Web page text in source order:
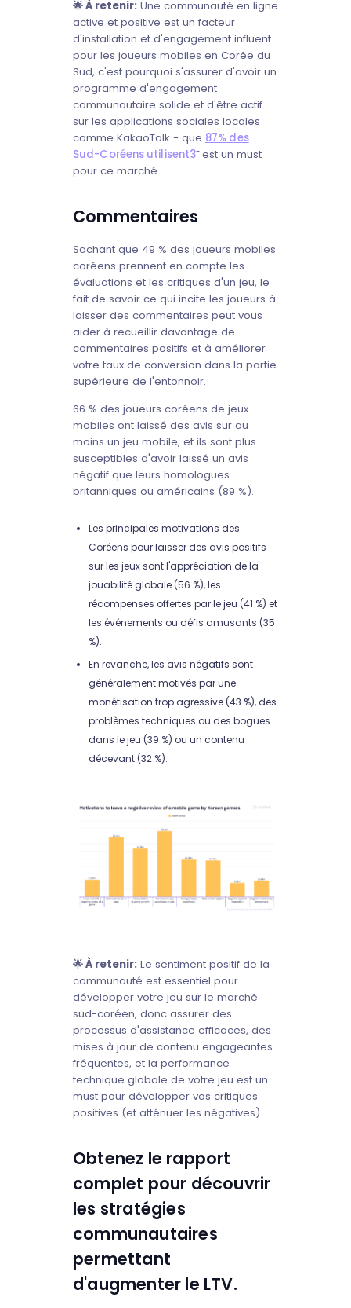
🌟 À retenir: Une communauté en ligne
active et positive est un facteur
d'installation et d'engagement influent
pour les joueurs mobiles en Corée du
Sud, c'est pourquoi s'assurer d'avoir un
programme d'engagement
communautaire solide et d'être actif
sur les applications sociales locales
comme KakaoTalk - que 87% des
Sud-Coréens utilisent3- est un must
pour ce marché.
Commentaires
Sachant que 49 % des joueurs mobiles
coréens prennent en compte les
évaluations et les critiques d'un jeu, le
fait de savoir ce qui incite les joueurs à
laisser des commentaires peut vous
aider à recueillir davantage de
commentaires positifs et à améliorer
votre taux de conversion dans la partie
supérieure de l'entonnoir.
66 % des joueurs coréens de jeux
mobiles ont laissé des avis sur au
moins un jeu mobile, et ils sont plus
susceptibles d'avoir laissé un avis
négatif que leurs homologues
britanniques ou américains (89 %).
Les principales motivations des
Coréens pour laisser des avis positifs
sur les jeux sont l'appréciation de la
jouabilité globale (56 %), les
récompenses offertes par le jeu (41 %) et
les événements ou défis amusants (35
%).
En revanche, les avis négatifs sont
généralement motivés par une
monétisation trop agressive (43 %), des
problèmes techniques ou des bogues
dans le jeu (39 %) ou un contenu
décevant (32 %).
🌟 À retenir: Le sentiment positif de la
communauté est essentiel pour
développer votre jeu sur le marché
sud-coréen, donc assurer des
processus d'assistance efficaces, des
mises à jour de contenu engageantes
fréquentes, et la performance
technique globale de votre jeu est un
must pour développer vos critiques
positives (et atténuer les négatives).
Obtenez le rapport
complet pour découvrir
les stratégies
communautaires
permettant
d'augmenter le LTV.